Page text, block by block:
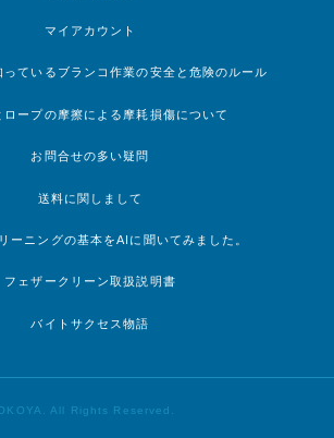
マイアカウント
っているブランコ作業の安全と危険のルール
ロープの摩擦による摩耗損傷について
お問合せの多い疑問
送料に関しまして
ーニングの基本をAIに聞いてみました。
フェザークリーン取扱説明書
バイトサクセス物語
All Rights Reserved.